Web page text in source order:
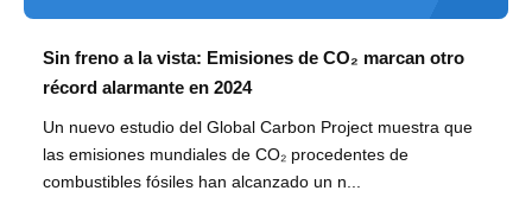
Sin freno a la vista: Emisiones de CO₂ marcan otro
récord alarmante en 2024
Un nuevo estudio del Global Carbon Project muestra que
las emisiones mundiales de CO₂ procedentes de
combustibles fósiles han alcanzado un n...